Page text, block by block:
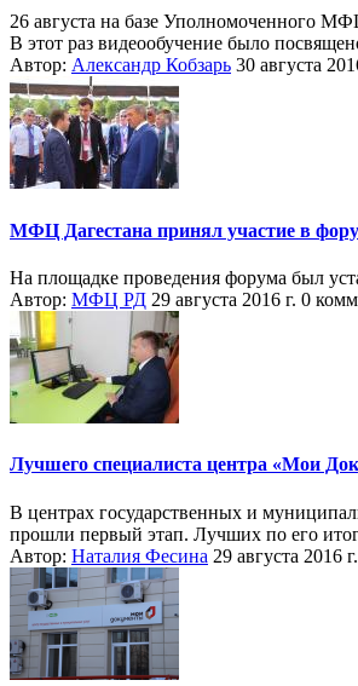
26 августа на базе Уполномоченного
В этот раз видеообучение было
Автор: Александр Кобзарь 30 августа
МФЦ Дагестана принял участие в
На площадке проведения форума был
Автор: МФЦ РД 29 августа 2016 г. 0
Лучшего специалиста центра «Мои
В центрах государственных и
прошли первый этап. Лучших по его
Автор: Наталия Фесина 29 августа 2016 г.